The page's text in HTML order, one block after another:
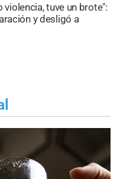
violencia, tuve un brote":
y desligó a